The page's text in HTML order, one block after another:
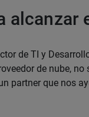
alcanzar
de TI y
de nube,
partner que nos